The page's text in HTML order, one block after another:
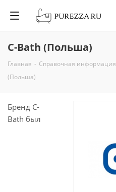
C-Bath (Польша)
Главная - Справочная информация
(Польша)
Бренд C-
Bath был